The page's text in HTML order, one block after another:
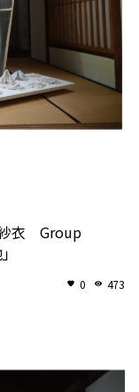
紗衣 Group
0 473